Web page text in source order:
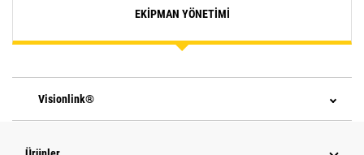
EKIPMAN YÖNETIMI
Visionlink®